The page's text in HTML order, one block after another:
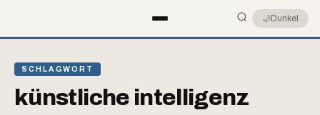
🌙Dunkel
SCHLAGWORT
künstliche intelligenz